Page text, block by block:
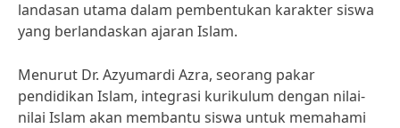
landasan utama dalam pembentukan karakter siswa
yang berlandaskan ajaran Islam.
Menurut Dr. Azyumardi Azra, seorang pakar
pendidikan Islam, integrasi kurikulum dengan nilai-
nilai Islam akan membantu siswa untuk memahami